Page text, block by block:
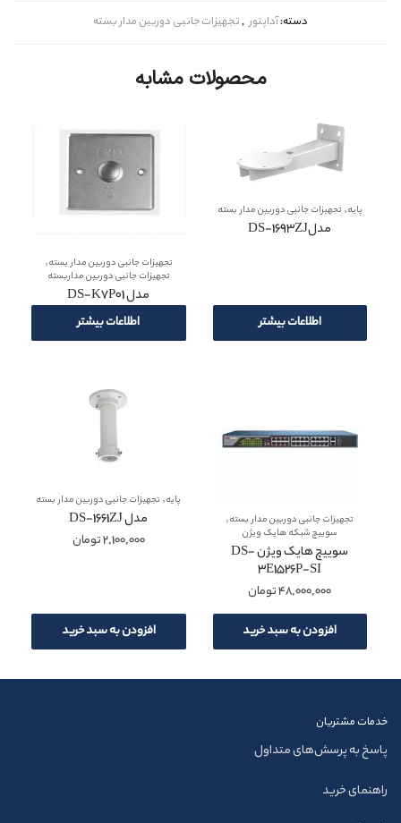
دسته:آداپتور ,تجهیزات جانبی دوربین مدار بسته
محصولات مشابه
پایه,تجهیزات جانبی دوربین مدار بسته
مدلDS-1693ZJ
اطلاعات بیشتر
تجهیزات جانبی دوربین مدار بسته,
تجهیزات جانبی دوربین مداربسته
مدل DS-K7P01
اطلاعات بیشتر
تجهیزات جانبی دوربین مدار بسته,
سوییچ شبکه هایک ویژن
سوییچ هایک ویژن DS-
3E1526P-SI
48,000,000تومان
افزودن به سبد خرید
پایه,تجهیزات جانبی دوربین مدار بسته
مدل DS-1661ZJ
2,100,000تومان
افزودن به سبد خرید
خدمات مشتریان
پاسخ به پرسش‌های متداول
راهنمای خرید